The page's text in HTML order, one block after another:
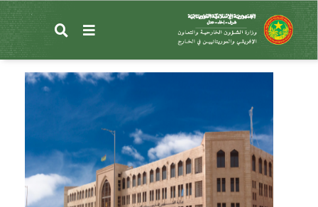
المحتوى
موريتانيا تندد بشدة بالقصف الإجرامي لمقر اللجنة
القطرية لإعادة إعمار غزة